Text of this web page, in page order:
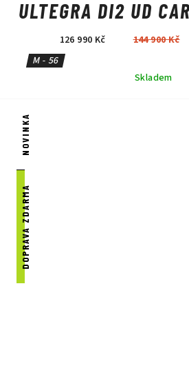
ULTEGRA DI2 UD
RED
126 990 Kč 144 900 Kč
M - 56
Skladem
NOVINKA
DOPRAVA ZDARMA